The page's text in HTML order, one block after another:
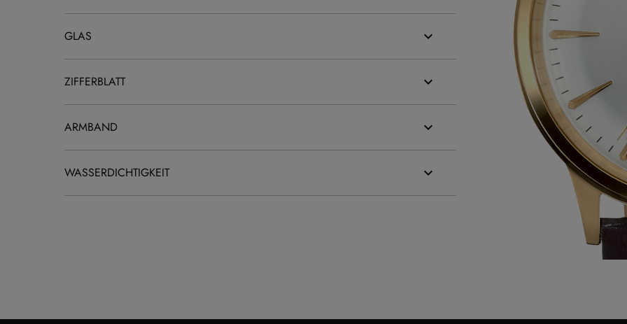
GLAS
ZIFFERBLATT
ARMBAND
WASSERDICHTIGKEIT